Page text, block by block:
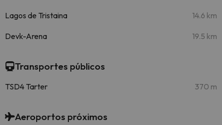
Lagos de Tristaina 14.6 km
Devk-Arena 19.5 km
Transportes públicos
TSD4 Tarter 370 m
Aeroportos próximos